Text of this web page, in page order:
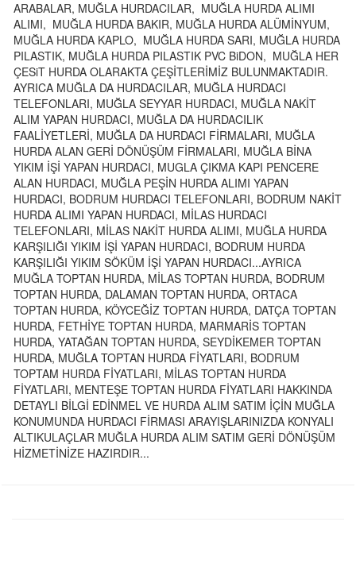
AYRICA MUĞLA HURDACILAR, MUĞLADA HURDACI, BODRUM
HURDA, BODRUM HURDA KAMYON, BODRUM HURDA
HASARLI ARABALAR, BODRUM HURDACILAR, BODRUM
HURDA ALIMI ALIMI, BODRUM HURDA BAKIR, BODRUM
HURDA ALÜMİNYUM, BODRUM HURDA KAPLO, BODRUM
HURDA SARI, BODRUM HURDA PiLASTIK, BODRUM HURDA
PiLASTIK PVC BIDON, BODRUM HER ÇESIT HURDA, MiLAS
HURDA, MiLAS HURDACILAR, MiLAS HURDA ALÜMİNYUM,
MiLAS HURDA BAKIR, MILAS HURDA KAPLO, MILAS HURDA
ALÜMİNYUM, MiLAS HURDA SARI, MiLAS HURDA PLASTİK,
MiLAS HURDA KAMYON, MiLAS HURDA ARABALAR, MUĞLA
HURDA, MUĞLA HURDA KAMYON, MUĞLA HURDA HASARLI
ARABALAR, MUĞLA HURDACILAR, MUĞLA HURDA ALIMI
ALIMI, MUĞLA HURDA BAKIR, MUĞLA HURDA ALÜMİNYUM,
MUĞLA HURDA KAPLO, MUĞLA HURDA SARI, MUĞLA HURDA
PILASTIK, MUĞLA HURDA PILASTIK PVC BiDON, MUĞLA HER
ÇESiT HURDA OLARAKTA ÇEŞİTLERİMİZ BULUNMAKTADIR.
AYRICA MUĞLA DA HURDACILAR, MUĞLA HURDACI
TELEFONLARI, MUĞLA SEYYAR HURDACI, MUĞLA NAKİT
ALIM YAPAN HURDACI, MUĞLA DA HURDACILIK
FAALİYETLERİ, MUĞLA DA HURDACI FİRMALARI, MUĞLA
HURDA ALAN GERİ DÖNÜŞÜM FİRMALARI, MUĞLA BİNA
YIKIM İŞİ YAPAN HURDACI, MUGLA ÇIKMA KAPI PENCERE
ALAN HURDACI, MUĞLA PEŞİN HURDA ALIMI YAPAN
HURDACI, BODRUM HURDACI TELEFONLARI, BODRUM NAKİT
HURDA ALIMI YAPAN HURDACI, MİLAS HURDACI
TELEFONLARI, MİLAS NAKİT HURDA ALIMI, MUĞLA HURDA
KARŞILIĞI YIKIM İŞİ YAPAN HURDACI, BODRUM HURDA
KARŞILIĞI YIKIM SÖKÜM İŞİ YAPAN HURDACI...AYRICA